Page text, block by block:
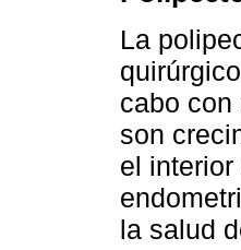
La
cabo
son
el
la salud